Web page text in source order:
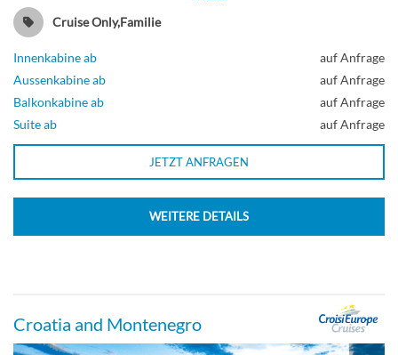
Cruise Only,Familie
Innenkabine ab
auf Anfrage
Aussenkabine ab
auf Anfrage
Balkonkabine ab
auf Anfrage
Suite ab
auf Anfrage
JETZT ANFRAGEN
WEITERE DETAILS
Croatia and Montenegro